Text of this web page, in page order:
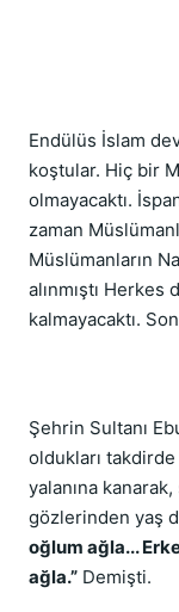
Endülüs İslam
koştular. Hiç bir
olmayacaktı.
zaman
Müslümanların
alınmıştı
kalmayacaktı.
Şehrin Sultanı
oldukları
yalanına
gözlerinden yaş
oğlum ağla...
ağla.” Demişti.